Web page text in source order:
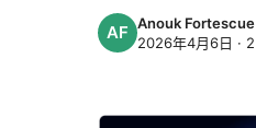
Anouk Fortescue
2026年4月6日 · 2